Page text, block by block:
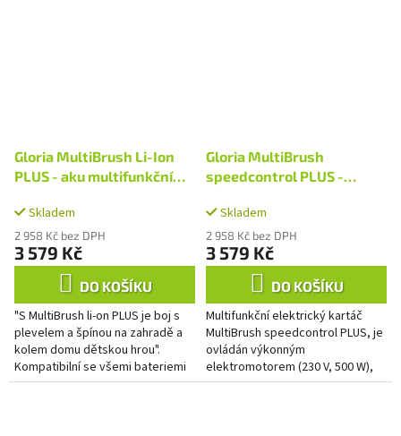
Gloria MultiBrush Li-Ion
PLUS - aku multifunkční
Skladem
2 958 Kč bez DPH
3 579 Kč
DO KOŠÍKU
"S MultiBrush li-on PLUS je boj s
plevelem a špínou na zahradě a
kolem domu dětskou hrou".
Kompatibilní se všemi bateriemi
BOSCH PBA 18V POWER FOR ALL
Gloria MultiBrush
speedcontrol PLUS -
kartáč
Skladem
2 958 Kč bez DPH
3 579 Kč
DO KOŠÍKU
Multifunkční elektrický kartáč
MultiBrush speedcontrol PLUS, je
ovládán výkonným
elektromotorem (230 V, 500 W),
lze použít k ošetření kamenných